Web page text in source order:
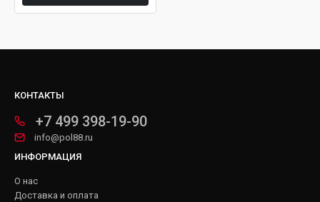
КОНТАКТЫ
+7 499 398-19-90
info@pol88.ru
ИНФОРМАЦИЯ
О нас
Доставка и оплата